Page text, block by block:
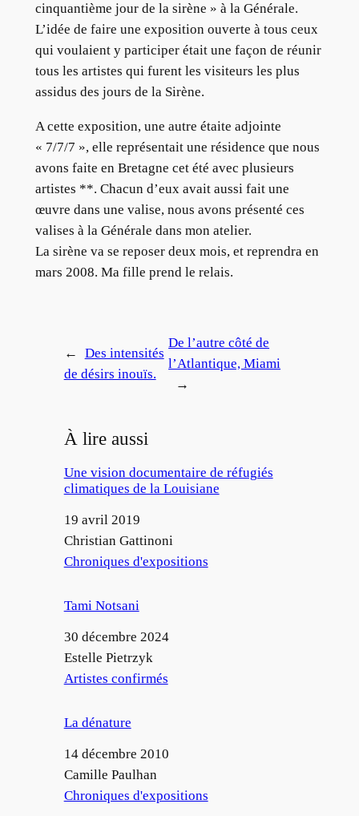
cinquantième jour de la sirène » à la Générale.
L’idée de faire une exposition ouverte à tous ceux
qui voulaient y participer était une façon de réunir
tous les artistes qui furent les visiteurs les plus
assidus des jours de la Sirène.
A cette exposition, une autre étaite adjointe
« 7/7/7 », elle représentait une résidence que nous
avons faite en Bretagne cet été avec plusieurs
artistes **. Chacun d’eux avait aussi fait une
œuvre dans une valise, nous avons présenté ces
valises à la Générale dans mon atelier.
La sirène va se reposer deux mois, et reprendra en
mars 2008. Ma fille prend le relais.
←
Des intensités
de désirs inouïs.
De l’autre côté de
l’Atlantique, Miami
→
À lire aussi
Une vision documentaire de réfugiés
climatiques de la Louisiane
Date
19 avril 2019
Auteur
Christian Gattinoni
Par rapport à
Chroniques d'expositions
Tami Notsani
Date
30 décembre 2024
Auteur
Estelle Pietrzyk
Par rapport à
Artistes confirmés
La dénature
Date
14 décembre 2010
Auteur
Camille Paulhan
Par rapport à
Chroniques d'expositions